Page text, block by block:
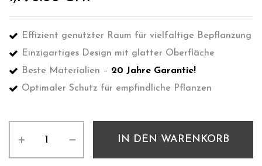
Effizient genutzter Raum für vielfältige Bepflanzung
Einzigartiges Design mit glatter Oberfläche
Beste Materialien – 20 Jahre Garantie!
Optimaler Schutz für empfindliche Pflanzen
IN DEN WARENKORB